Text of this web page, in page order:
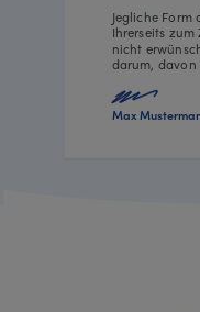
Jegliche
Ihrerseits
nicht
darum, davon
Max